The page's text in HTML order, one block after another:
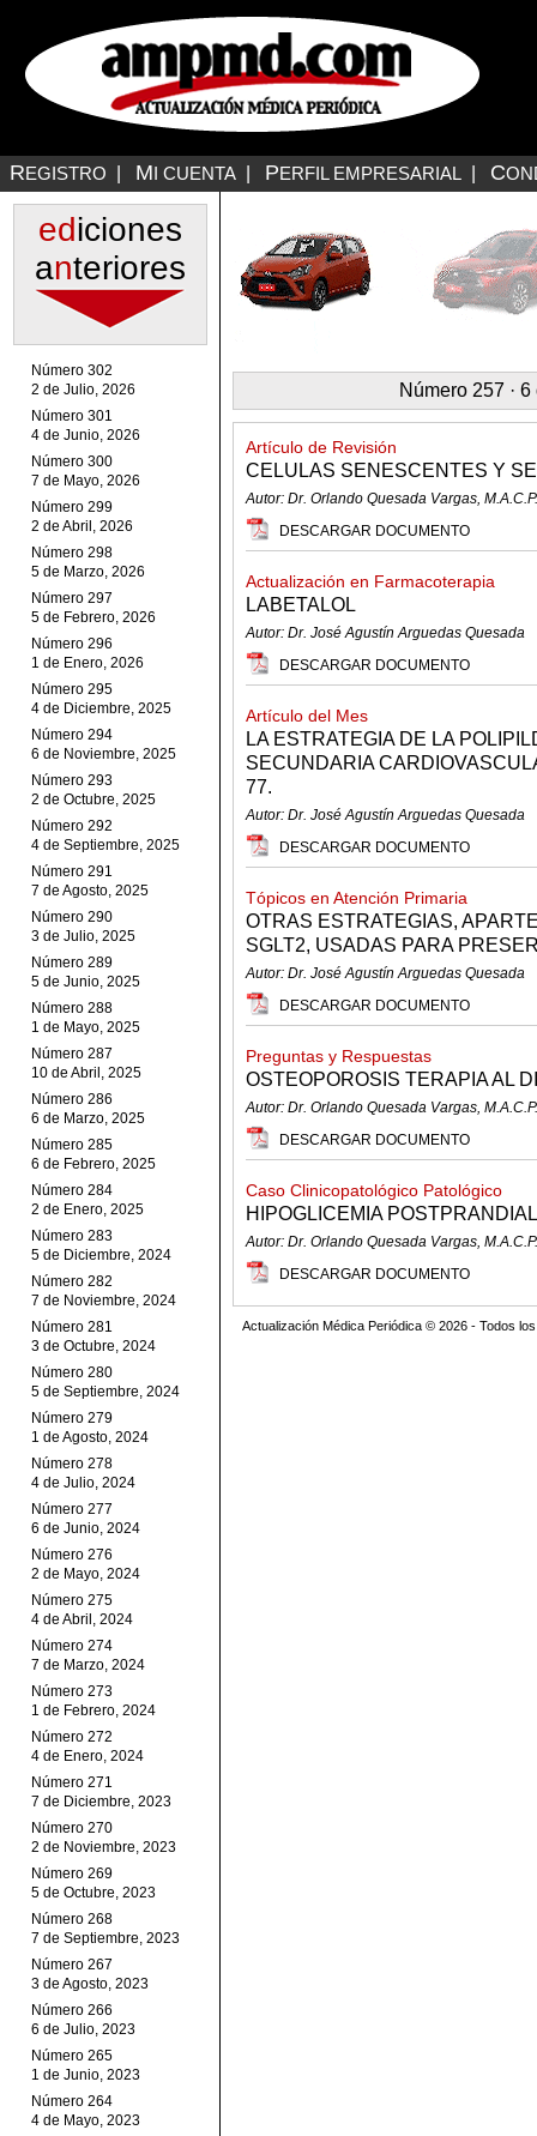
REGISTRO MI CUENTA PERFIL EMPRESARIAL C
ediciones
anteriores
Número 302
2 de Julio, 2026
Número 301
4 de Junio, 2026
Número 300
7 de Mayo, 2026
Número 299
2 de Abril, 2026
Número 298
5 de Marzo, 2026
Número 297
5 de Febrero, 2026
Número 296
1 de Enero, 2026
Número 295
4 de Diciembre, 2025
Número 294
6 de Noviembre, 2025
Número 293
2 de Octubre, 2025
Número 292
4 de Septiembre, 2025
Número 291
7 de Agosto, 2025
Número 290
3 de Julio, 2025
Número 289
5 de Junio, 2025
Número 288
1 de Mayo, 2025
Número 287
10 de Abril, 2025
Número 286
6 de Marzo, 2025
Número 285
6 de Febrero, 2025
Número 284
2 de Enero, 2025
Número 283
5 de Diciembre, 2024
Número 282
7 de Noviembre, 2024
Número 281
3 de Octubre, 2024
Número 280
5 de Septiembre, 2024
Número 279
1 de Agosto, 2024
Número 278
4 de Julio, 2024
Número 277
6 de Junio, 2024
Número 276
2 de Mayo, 2024
Número 275
4 de Abril, 2024
Número 274
7 de Marzo, 2024
Número 273
1 de Febrero, 2024
Número 272
4 de Enero, 2024
Número 271
7 de Diciembre, 2023
Número 270
2 de Noviembre, 2023
Número 269
5 de Octubre, 2023
Número 268
7 de Septiembre, 2023
Número 267
3 de Agosto, 2023
Número 266
6 de Julio, 2023
Número 265
1 de Junio, 2023
Número 264
4 de Mayo, 2023
Número 257 ·
Artículo de Revisión
CELULAS SENESCENTES Y
Autor: Dr. Orlando Quesada Vargas, M.A.C.P.
DESCARGAR DOCUMENTO
Actualización en Farmacoterapia
LABETALOL
Autor: Dr. José Agustín Arguedas Quesada
DESCARGAR DOCUMENTO
Artículo del Mes
LA ESTRATEGIA DE LA
SECUNDARIA
77.
Autor: Dr. José Agustín Arguedas Quesada
DESCARGAR DOCUMENTO
Tópicos en Atención Primaria
OTRAS ESTRATEGIAS,
SGLT2, USADAS PARA
Autor: Dr. José Agustín Arguedas Quesada
DESCARGAR DOCUMENTO
Preguntas y Respuestas
OSTEOPOROSIS TERAPIA AL
Autor: Dr. Orlando Quesada Vargas, M.A.C.P.
DESCARGAR DOCUMENTO
Caso Clinicopatológico Patológico
HIPOGLICEMIA POSTPRANDIAL
Autor: Dr. Orlando Quesada Vargas, M.A.C.P.
DESCARGAR DOCUMENTO
Actualización Médica Periódica © 2026 - Todos